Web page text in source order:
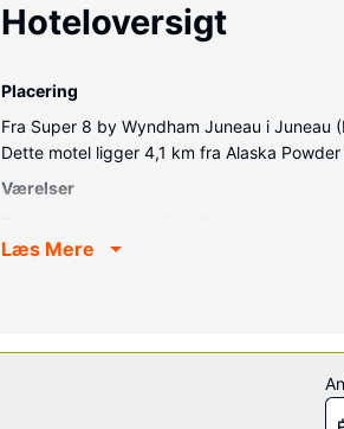
Hoteloversigt
Placering
Fra Super 8 by Wyndham Juneau i Juneau
Dette motel ligger 4,1 km fra Alaska
Værelser
kan du altid komme på nettet. Værelset
Dette motel tilbyder roomservice døgnet
Læs Mere